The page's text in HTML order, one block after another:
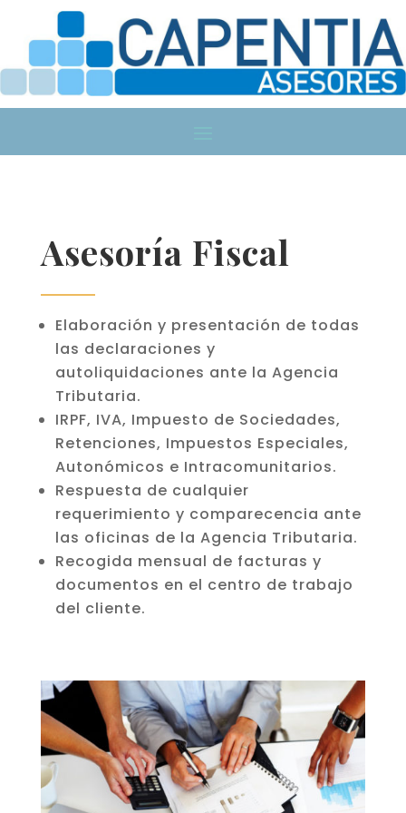
Asesoría Fiscal
Elaboración y presentación de todas
las declaraciones y
autoliquidaciones ante la Agencia
Tributaria.
IRPF, IVA, Impuesto de Sociedades,
Retenciones, Impuestos Especiales,
Autonómicos e Intracomunitarios.
Respuesta de cualquier
requerimiento y comparecencia ante
las oficinas de la Agencia Tributaria.
Recogida mensual de facturas y
documentos en el centro de trabajo
del cliente.